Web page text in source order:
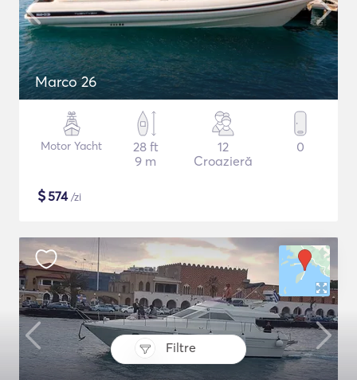
Filtre
Marco 26
Motor Yacht
28 ft
9 m
12
Croazieră
0
$574/zi